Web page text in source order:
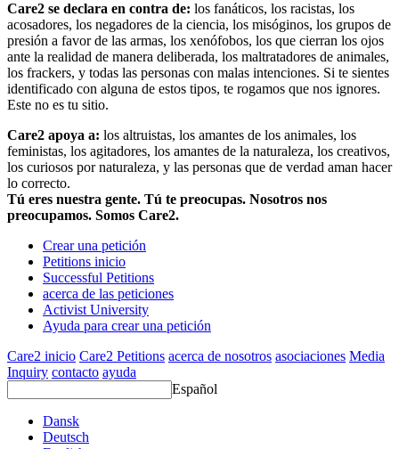
Care2 se declara en contra de: los fanáticos, los racistas, los
acosadores, los negadores de la ciencia, los misóginos, los grupos de
presión a favor de las armas, los xenófobos, los que cierran los ojos
ante la realidad de manera deliberada, los maltratadores de animales,
los frackers, y todas las personas con malas intenciones. Si te sientes
identificado con alguna de estos tipos, te rogamos que nos ignores.
Este no es tu sitio.
Care2 apoya a: los altruistas, los amantes de los animales, los
feministas, los agitadores, los amantes de la naturaleza, los creativos,
los curiosos por naturaleza, y las personas que de verdad aman hacer
lo correcto.
Tú eres nuestra gente. Tú te preocupas. Nosotros nos
preocupamos. Somos Care2.
Crear una petición
Petitions inicio
Successful Petitions
acerca de las peticiones
Activist University
Ayuda para crear una petición
Care2 inicio Care2 Petitions acerca de nosotros asociaciones Media
Inquiry contacto ayuda
Español
Dansk
Deutsch